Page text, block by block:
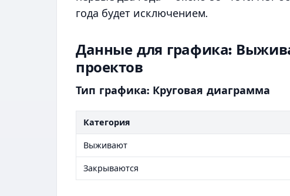
года будет исключением.
Данные для графика:
проектов
Тип графика: Круговая диаграмма
Категория
Выживают
Закрываются